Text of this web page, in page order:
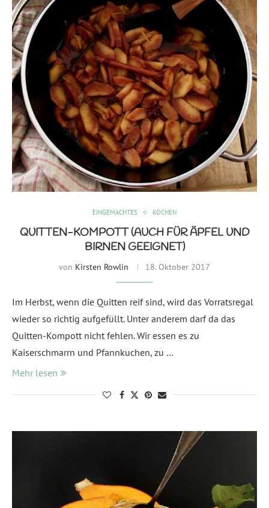
EINGEMACHTES KOCHEN
QUITTEN-KOMPOTT (AUCH FÜR ÄPFEL UND
BIRNEN GEEIGNET)
von Kirsten Rowlin 18. Oktober 2017
Im Herbst, wenn die Quitten reif sind, wird das Vorratsregal
wieder so richtig aufgefüllt. Unter anderem darf da das
Quitten-Kompott nicht fehlen. Wir essen es zu
Kaiserschmarrn und Pfannkuchen, zu …
Mehr lesen